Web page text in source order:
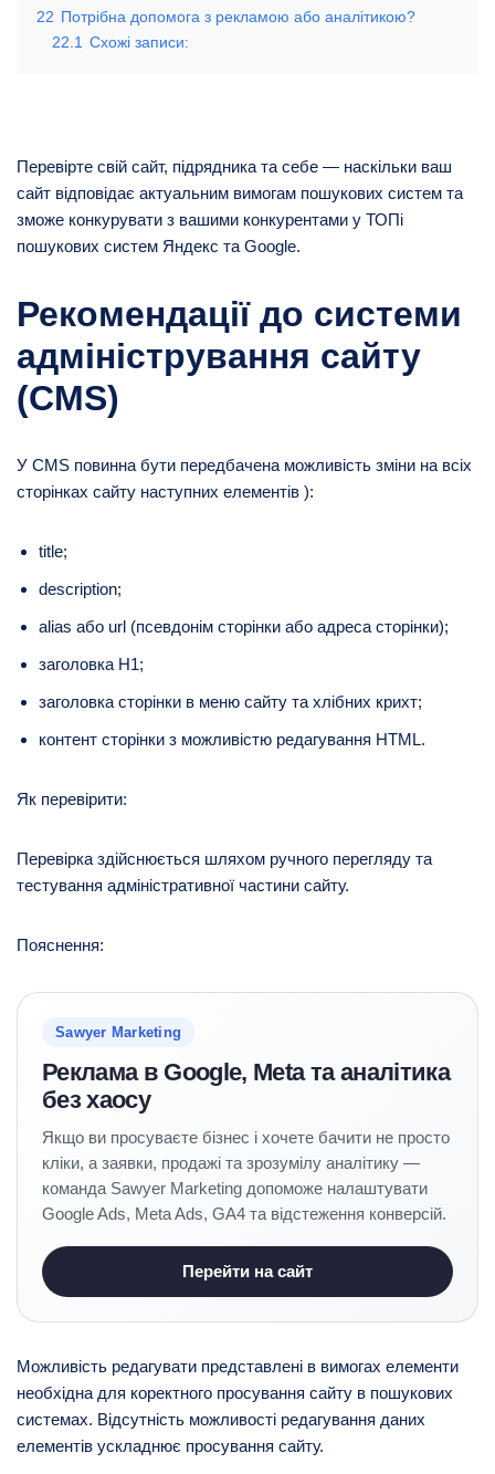
22 Потрібна допомога з рекламою або аналітикою?
22.1 Схожі записи:
Перевірте свій сайт, підрядника та себе — наскільки ваш
сайт відповідає актуальним вимогам пошукових систем та
зможе конкурувати з вашими конкурентами у ТОПі
пошукових систем Яндекс та Google.
Рекомендації до системи
адміністрування сайту
(CMS)
У CMS повинна бути передбачена можливість зміни на всіх
сторінках сайту наступних елементів ):
title;
description;
alias або url (псевдонім сторінки або адреса сторінки);
заголовка H1;
заголовка сторінки в меню сайту та хлібних крихт;
контент сторінки з можливістю редагування HTML.
Як перевірити:
Перевірка здійснюється шляхом ручного перегляду та
тестування адміністративної частини сайту.
Пояснення:
Sawyer Marketing
Реклама в Google, Meta та аналітика
без хаосу
Якщо ви просуваєте бізнес і хочете бачити не просто
кліки, а заявки, продажі та зрозумілу аналітику —
команда Sawyer Marketing допоможе налаштувати
Google Ads, Meta Ads, GA4 та відстеження конверсій.
Перейти на сайт
Можливість редагувати представлені в вимогах елементи
необхідна для коректного просування сайту в пошукових
системах. Відсутність можливості редагування даних
елементів ускладнює просування сайту.